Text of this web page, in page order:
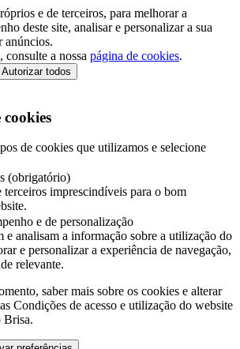
e de terceiros, para melhorar a
deste site, analisar e personalizar a sua
anúncios.
consulte a nossa página de cookies.
Autorizar todos
de cookies que utilizamos e selecione
(obrigatório)
imprescindíveis para o bom
e de personalização
e analisam a informação sobre a utilização do
e personalizar a experiência de navegação,
relevante.
saber mais sobre os cookies e alterar
Condições de acesso e utilização do website
Brisa.